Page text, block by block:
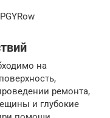
на
ремонта,
и глубокие